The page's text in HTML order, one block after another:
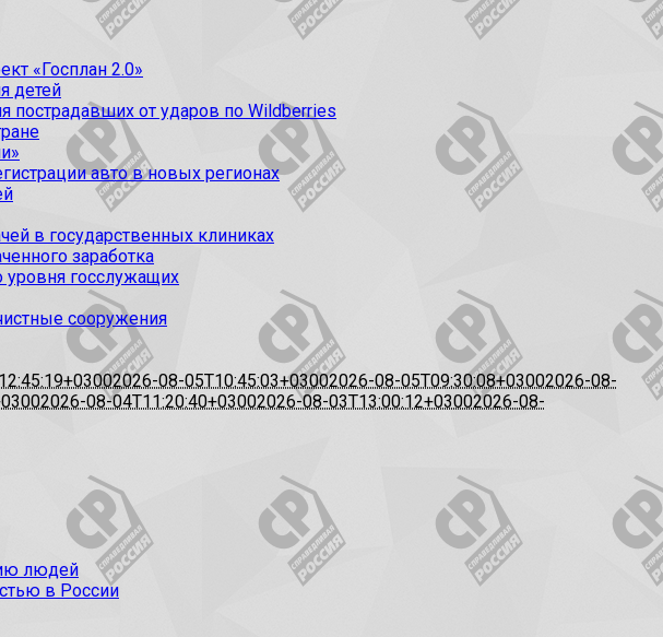
«Госплан 2.0»
детей
от ударов по Wildberries
авто в новых регионах
в государственных клиниках
заработка
уровня госслужащих
сооружения
2026-08-05T10:45:03+03002026-08-05T09:30:08+03002026-08-
2026-08-04T11:20:40+03002026-08-03T13:00:12+03002026-08-
людей
в России